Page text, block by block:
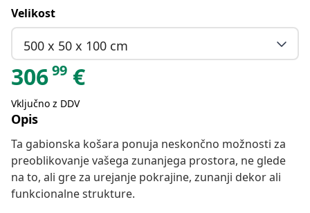
Velikost
500 x 50 x 100 cm
30699 €
Vključno z DDV
Opis
Ta gabionska košara ponuja neskončno možnosti za
preoblikovanje vašega zunanjega prostora, ne glede
na to, ali gre za urejanje pokrajine, zunanji dekor ali
funkcionalne strukture.